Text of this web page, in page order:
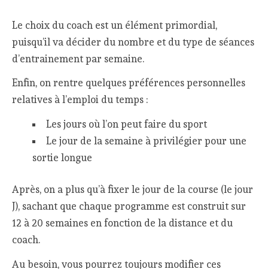
Le choix du coach est un élément primordial,
puisqu’il va décider du nombre et du type de séances
d’entrainement par semaine.
Enfin, on rentre quelques préférences personnelles
relatives à l’emploi du temps :
Les jours où l’on peut faire du sport
Le jour de la semaine à privilégier pour une
sortie longue
Après, on a plus qu’à fixer le jour de la course (le jour
J), sachant que chaque programme est construit sur
12 à 20 semaines en fonction de la distance et du
coach.
Au besoin, vous pourrez toujours modifier ces